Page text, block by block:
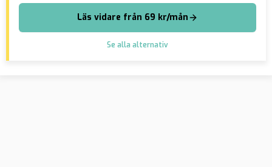
Läs vidare från 69 kr/mån
Se alla alternativ